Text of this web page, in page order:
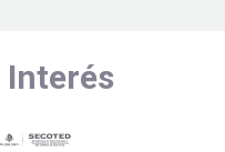
Interés